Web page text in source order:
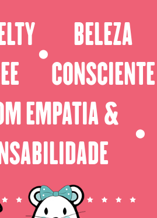
⬤
BELEZA
CONSCIENTE
EMPATIA &
⬤